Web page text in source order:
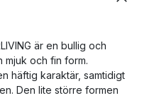
är en bullig och
mjuk och fin form.
häftig karaktär, samtidigt
Den lite större formen